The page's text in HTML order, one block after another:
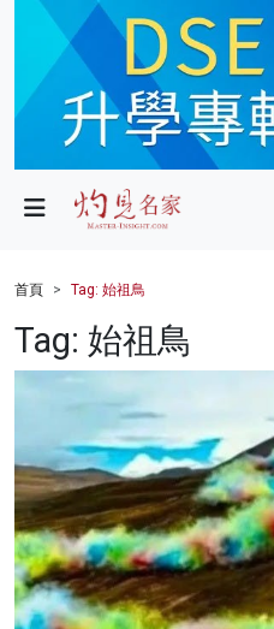
政局
財經
健康
科技
影片
名家榜
灼見活動
首頁 Tag: 始祖鳥
Tag: 始祖鳥